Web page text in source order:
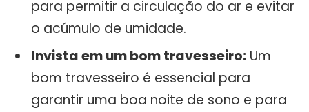
para permitir a circulação do ar e evitar
o acúmulo de umidade.
Invista em um bom travesseiro: Um
bom travesseiro é essencial para
garantir uma boa noite de sono e para